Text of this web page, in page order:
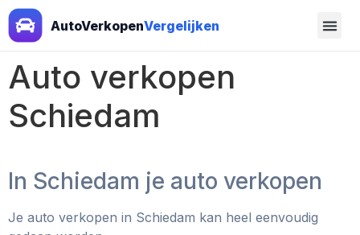
AutoVerkopenVergelijken
Auto verkopen
Schiedam
In Schiedam je auto verkopen
Je auto verkopen in Schiedam kan heel eenvoudig